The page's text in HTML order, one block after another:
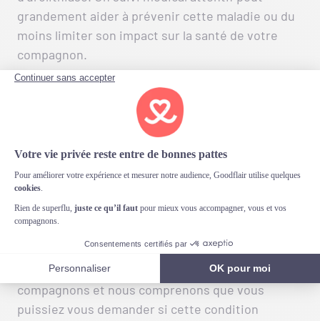
grandement aider à prévenir cette maladie ou du
moins limiter son impact sur la santé de votre
compagnon.
Chez Goodflair,
l’urolithiase canine n’est
pas une fatalité
L’urolithiase, ou la formation de calculs urinaires,
chiens. Chez Goodflair, nous avons à cœur d’aider
les propriétaires d’animaux dans le soin de leurs
compagnons et nous comprenons que vous
puissiez vous demander si cette condition